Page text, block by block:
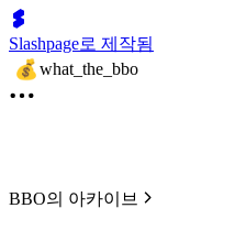
Slashpage로 제작됨
what_the_bbo
BBO의 아카이브